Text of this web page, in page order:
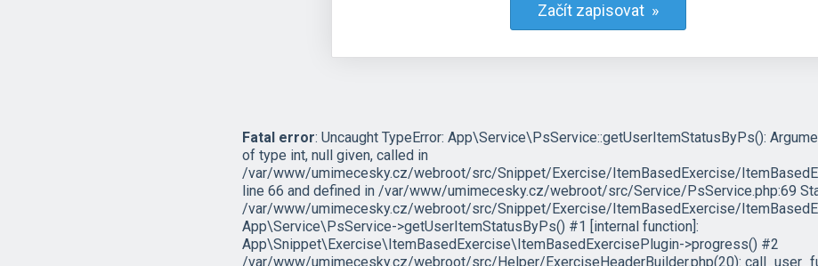
Začít zapisovat »
Fatal error: Uncaught TypeError: App\Service\PsService::getUserItemStatusByPs():
of type int, null given, called in
/var/www/umimecesky.cz/webroot/src/Snippet/Exercise/ItemBasedExercise/
line 66 and defined in /var/www/umimecesky.cz/webroot/src/Service/PsService.php:69
/var/www/umimecesky.cz/webroot/src/Snippet/Exercise/ItemBasedExercise/
App\Service\PsService->getUserItemStatusByPs() #1 [internal function]:
App\Snippet\Exercise\ItemBasedExercise\ItemBasedExercisePlugin->progress() #2
/var/www/umimecesky.cz/webroot/src/Helper/ExerciseHeaderBuilder.php(20):